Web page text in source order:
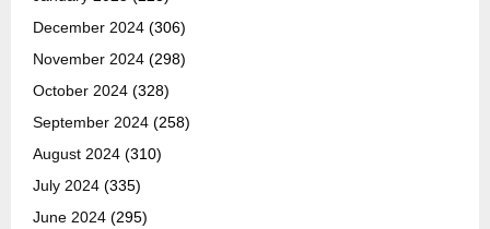
December 2024 (306)
November 2024 (298)
October 2024 (328)
September 2024 (258)
August 2024 (310)
July 2024 (335)
June 2024 (295)